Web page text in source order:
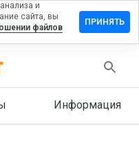
Информация
и
сайта, вы
файлов
ПРИНЯТЬ